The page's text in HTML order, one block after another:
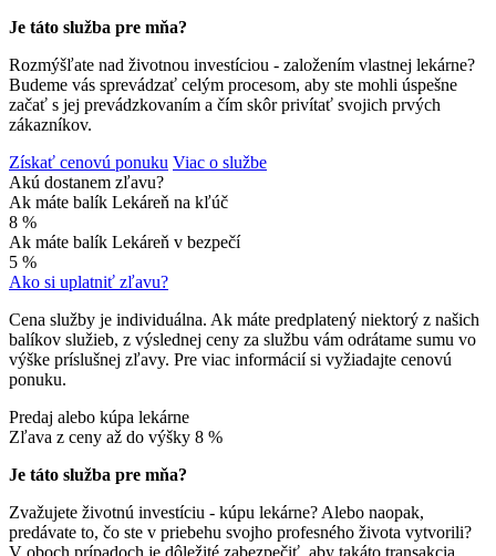
Je táto služba pre mňa?
Rozmýšľate nad životnou investíciou - založením vlastnej lekárne?
Budeme vás sprevádzať celým procesom, aby ste mohli úspešne
začať s jej prevádzkovaním a čím skôr privítať svojich prvých
zákazníkov.
Získať cenovú ponuku Viac o službe
Akú dostanem zľavu?
Ak máte balík Lekáreň na kľúč
8 %
Ak máte balík Lekáreň v bezpečí
5 %
Ako si uplatniť zľavu?
Cena služby je individuálna. Ak máte predplatený niektorý z našich
balíkov služieb, z výslednej ceny za službu vám odrátame sumu vo
výške príslušnej zľavy. Pre viac informácií si vyžiadajte cenovú
ponuku.
Predaj alebo kúpa lekárne
Zľava z ceny až do výšky 8 %
Je táto služba pre mňa?
Zvažujete životnú investíciu - kúpu lekárne? Alebo naopak,
predávate to, čo ste v priebehu svojho profesného života vytvorili?
V oboch prípadoch je dôležité zabezpečiť, aby takáto transakcia